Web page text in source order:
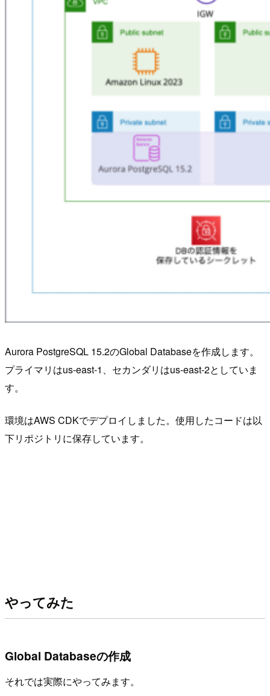
Aurora PostgreSQL 15.2のGlobal Databaseを作成します。
プライマリはus-east-1、セカンダリはus-east-2としていま
す。
環境はAWS CDKでデプロイしました。使用したコードは以
下リポジトリに保存しています。
やってみた
Global Databaseの作成
それでは実際にやってみます。